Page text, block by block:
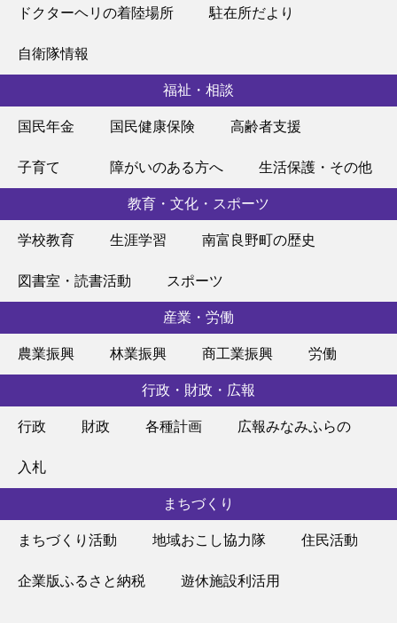
ドクターヘリの着陸場所 駐在所だより
自衛隊情報
福祉・相談
国民年金 国民健康保険 高齢者支援
子育て 障がいのある方へ 生活保護・その他
教育・文化・スポーツ
学校教育 生涯学習 南富良野町の歴史
図書室・読書活動 スポーツ
産業・労働
農業振興 林業振興 商工業振興 労働
行政・財政・広報
行政 財政 各種計画 広報みなみふらの
入札
まちづくり
まちづくり活動 地域おこし協力隊 住民活動
企業版ふるさと納税 遊休施設利活用